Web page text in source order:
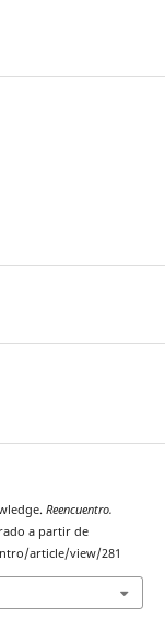
Reencuentro.
a partir de
article/view/281